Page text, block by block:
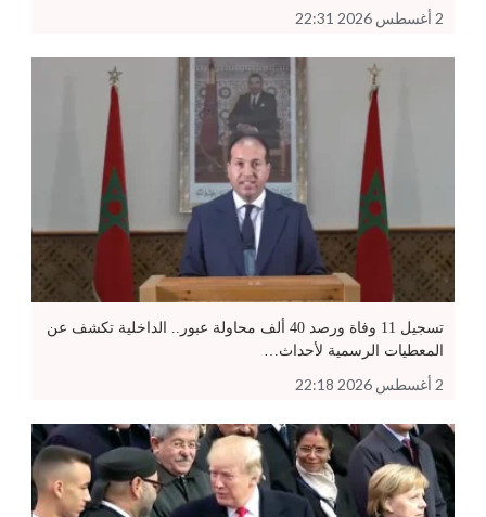
2 أغسطس 2026 22:31
تسجيل 11 وفاة ورصد 40 ألف محاولة عبور.. الداخلية تكشف عن
المعطيات الرسمية لأحداث…
2 أغسطس 2026 22:18